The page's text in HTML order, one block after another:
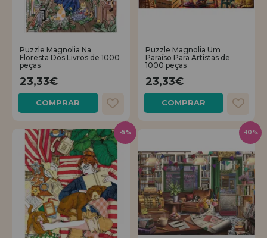
Puzzle Magnolia Na
Floresta Dos Livros de 1000
peças
23,33€
COMPRAR
Puzzle Magnolia Um
Paraíso Para Artistas de
1000 peças
23,33€
COMPRAR
-5% -10%